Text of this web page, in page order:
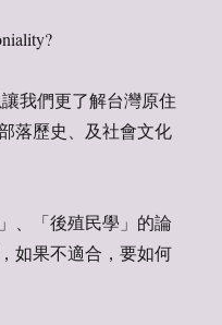
我們更了解台灣原住
落歷史、及社會文化
、「後殖民學」的論
如果不適合，要如何